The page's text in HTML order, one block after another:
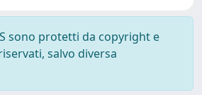
sono protetti da copyright e
salvo diversa